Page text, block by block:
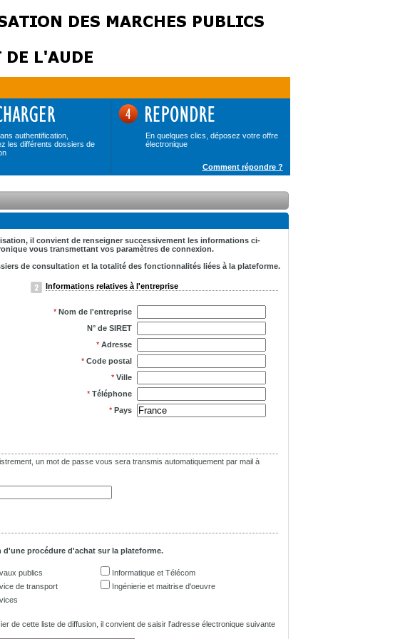
authentification,
les différents dossiers de
En quelques clics, déposez votre offre
électronique
Comment répondre ?
il convient de renseigner successivement les informations ci-
vous transmettant vos paramètres de connexion.
de consultation et la totalité des fonctionnalités liées à la plateforme.
Informations relatives à l'entreprise
* Nom de l'entreprise
N° de SIRET
* Adresse
* Code postal
* Ville
* Téléphone
* Pays
un mot de passe vous sera transmis automatiquement par mail à
procédure d'achat sur la plateforme.
publics
Informatique et Télécom
de transport
Ingénierie et maitrise d'oeuvre
de cette liste de diffusion, il convient de saisir l'adresse électronique suivante